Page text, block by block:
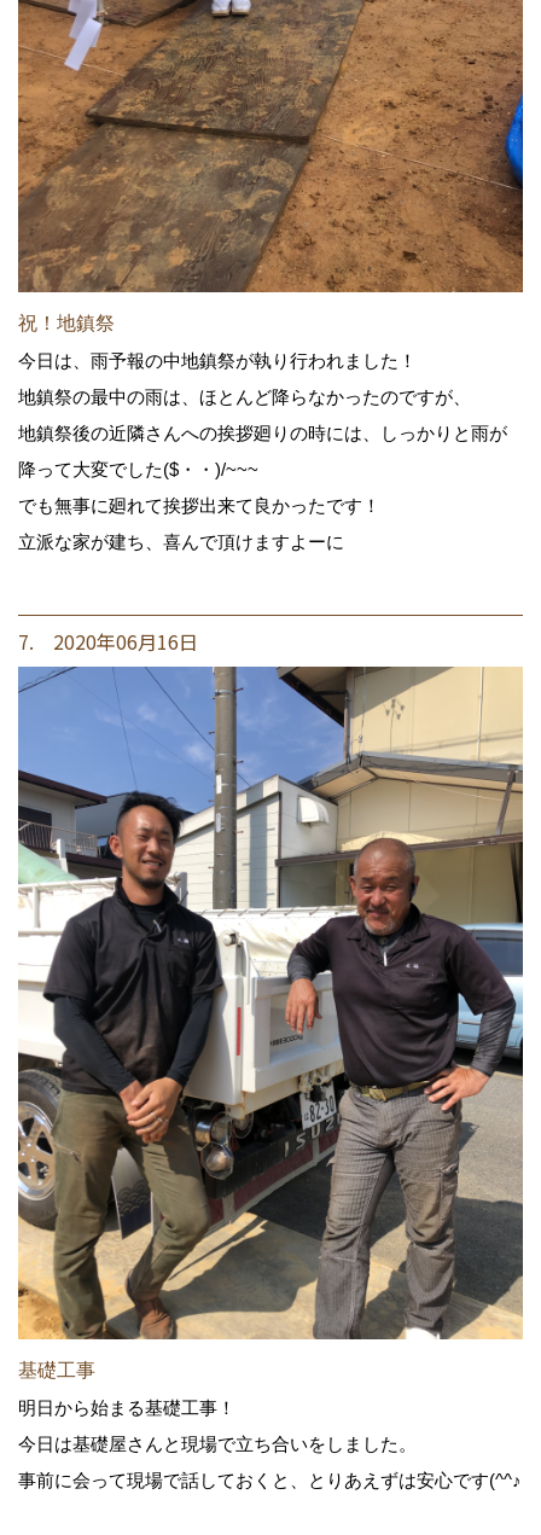
祝！地鎮祭
今日は、雨予報の中地鎮祭が執り行われました！
地鎮祭の最中の雨は、ほとんど降らなかったのですが、
地鎮祭後の近隣さんへの挨拶廻りの時には、しっかりと雨が
降って大変でした($・・)/~~~
でも無事に廻れて挨拶出来て良かったです！
立派な家が建ち、喜んで頂けますよーに
7. 2020年06月16日
基礎工事
明日から始まる基礎工事！
今日は基礎屋さんと現場で立ち合いをしました。
事前に会って現場で話しておくと、とりあえずは安心です(^^♪